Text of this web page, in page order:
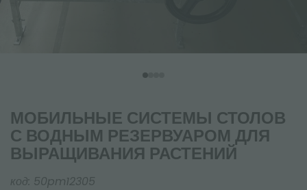
МОБИЛЬНЫЕ СИСТЕМЫ СТОЛОВ
С ВОДНЫМ РЕЗЕРВУАРОМ ДЛЯ
ВЫРАЩИВАНИЯ РАСТЕНИЙ
код: 50pm12305